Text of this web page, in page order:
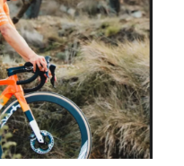
teknologiaz
gero, teknologia hori
diguzu. Gehiago